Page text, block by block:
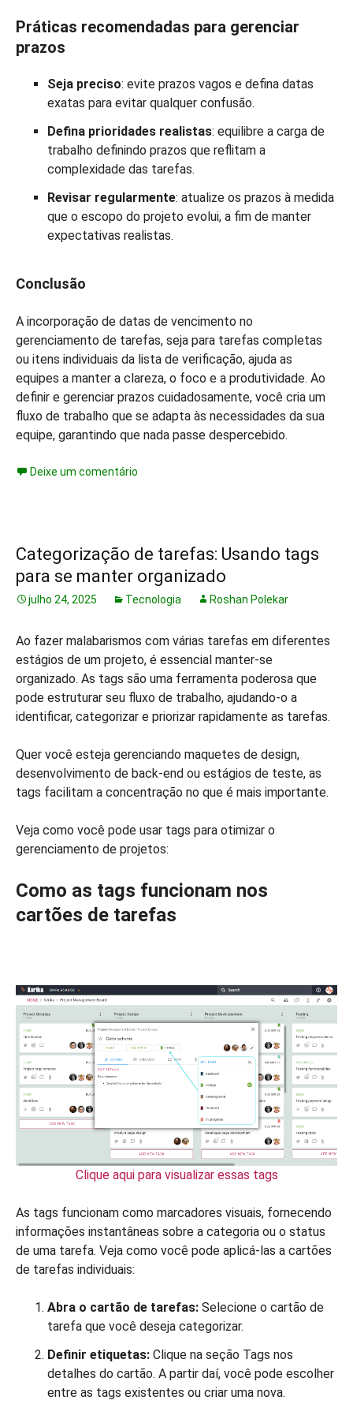
Práticas recomendadas para gerenciar
prazos
Seja preciso: evite prazos vagos e defina datas
exatas para evitar qualquer confusão.
Defina prioridades realistas: equilibre a carga de
trabalho definindo prazos que reflitam a
complexidade das tarefas.
Revisar regularmente: atualize os prazos à medida
que o escopo do projeto evolui, a fim de manter
expectativas realistas.
Conclusão
A incorporação de datas de vencimento no
gerenciamento de tarefas, seja para tarefas completas
ou itens individuais da lista de verificação, ajuda as
equipes a manter a clareza, o foco e a produtividade. Ao
definir e gerenciar prazos cuidadosamente, você cria um
fluxo de trabalho que se adapta às necessidades da sua
equipe, garantindo que nada passe despercebido.
Deixe um comentário
Categorização de tarefas: Usando tags
para se manter organizado
julho 24, 2025 Tecnologia Roshan Polekar
Ao fazer malabarismos com várias tarefas em diferentes
estágios de um projeto, é essencial manter-se
organizado. As tags são uma ferramenta poderosa que
pode estruturar seu fluxo de trabalho, ajudando-o a
identificar, categorizar e priorizar rapidamente as tarefas.
Quer você esteja gerenciando maquetes de design,
desenvolvimento de back-end ou estágios de teste, as
tags facilitam a concentração no que é mais importante.
Veja como você pode usar tags para otimizar o
gerenciamento de projetos:
Como as tags funcionam nos
cartões de tarefas
Clique aqui para visualizar essas tags
As tags funcionam como marcadores visuais, fornecendo
informações instantâneas sobre a categoria ou o status
de uma tarefa. Veja como você pode aplicá-las a cartões
de tarefas individuais:
Abra o cartão de tarefas: Selecione o cartão de
tarefa que você deseja categorizar.
Definir etiquetas: Clique na seção Tags nos
detalhes do cartão. A partir daí, você pode escolher
entre as tags existentes ou criar uma nova.